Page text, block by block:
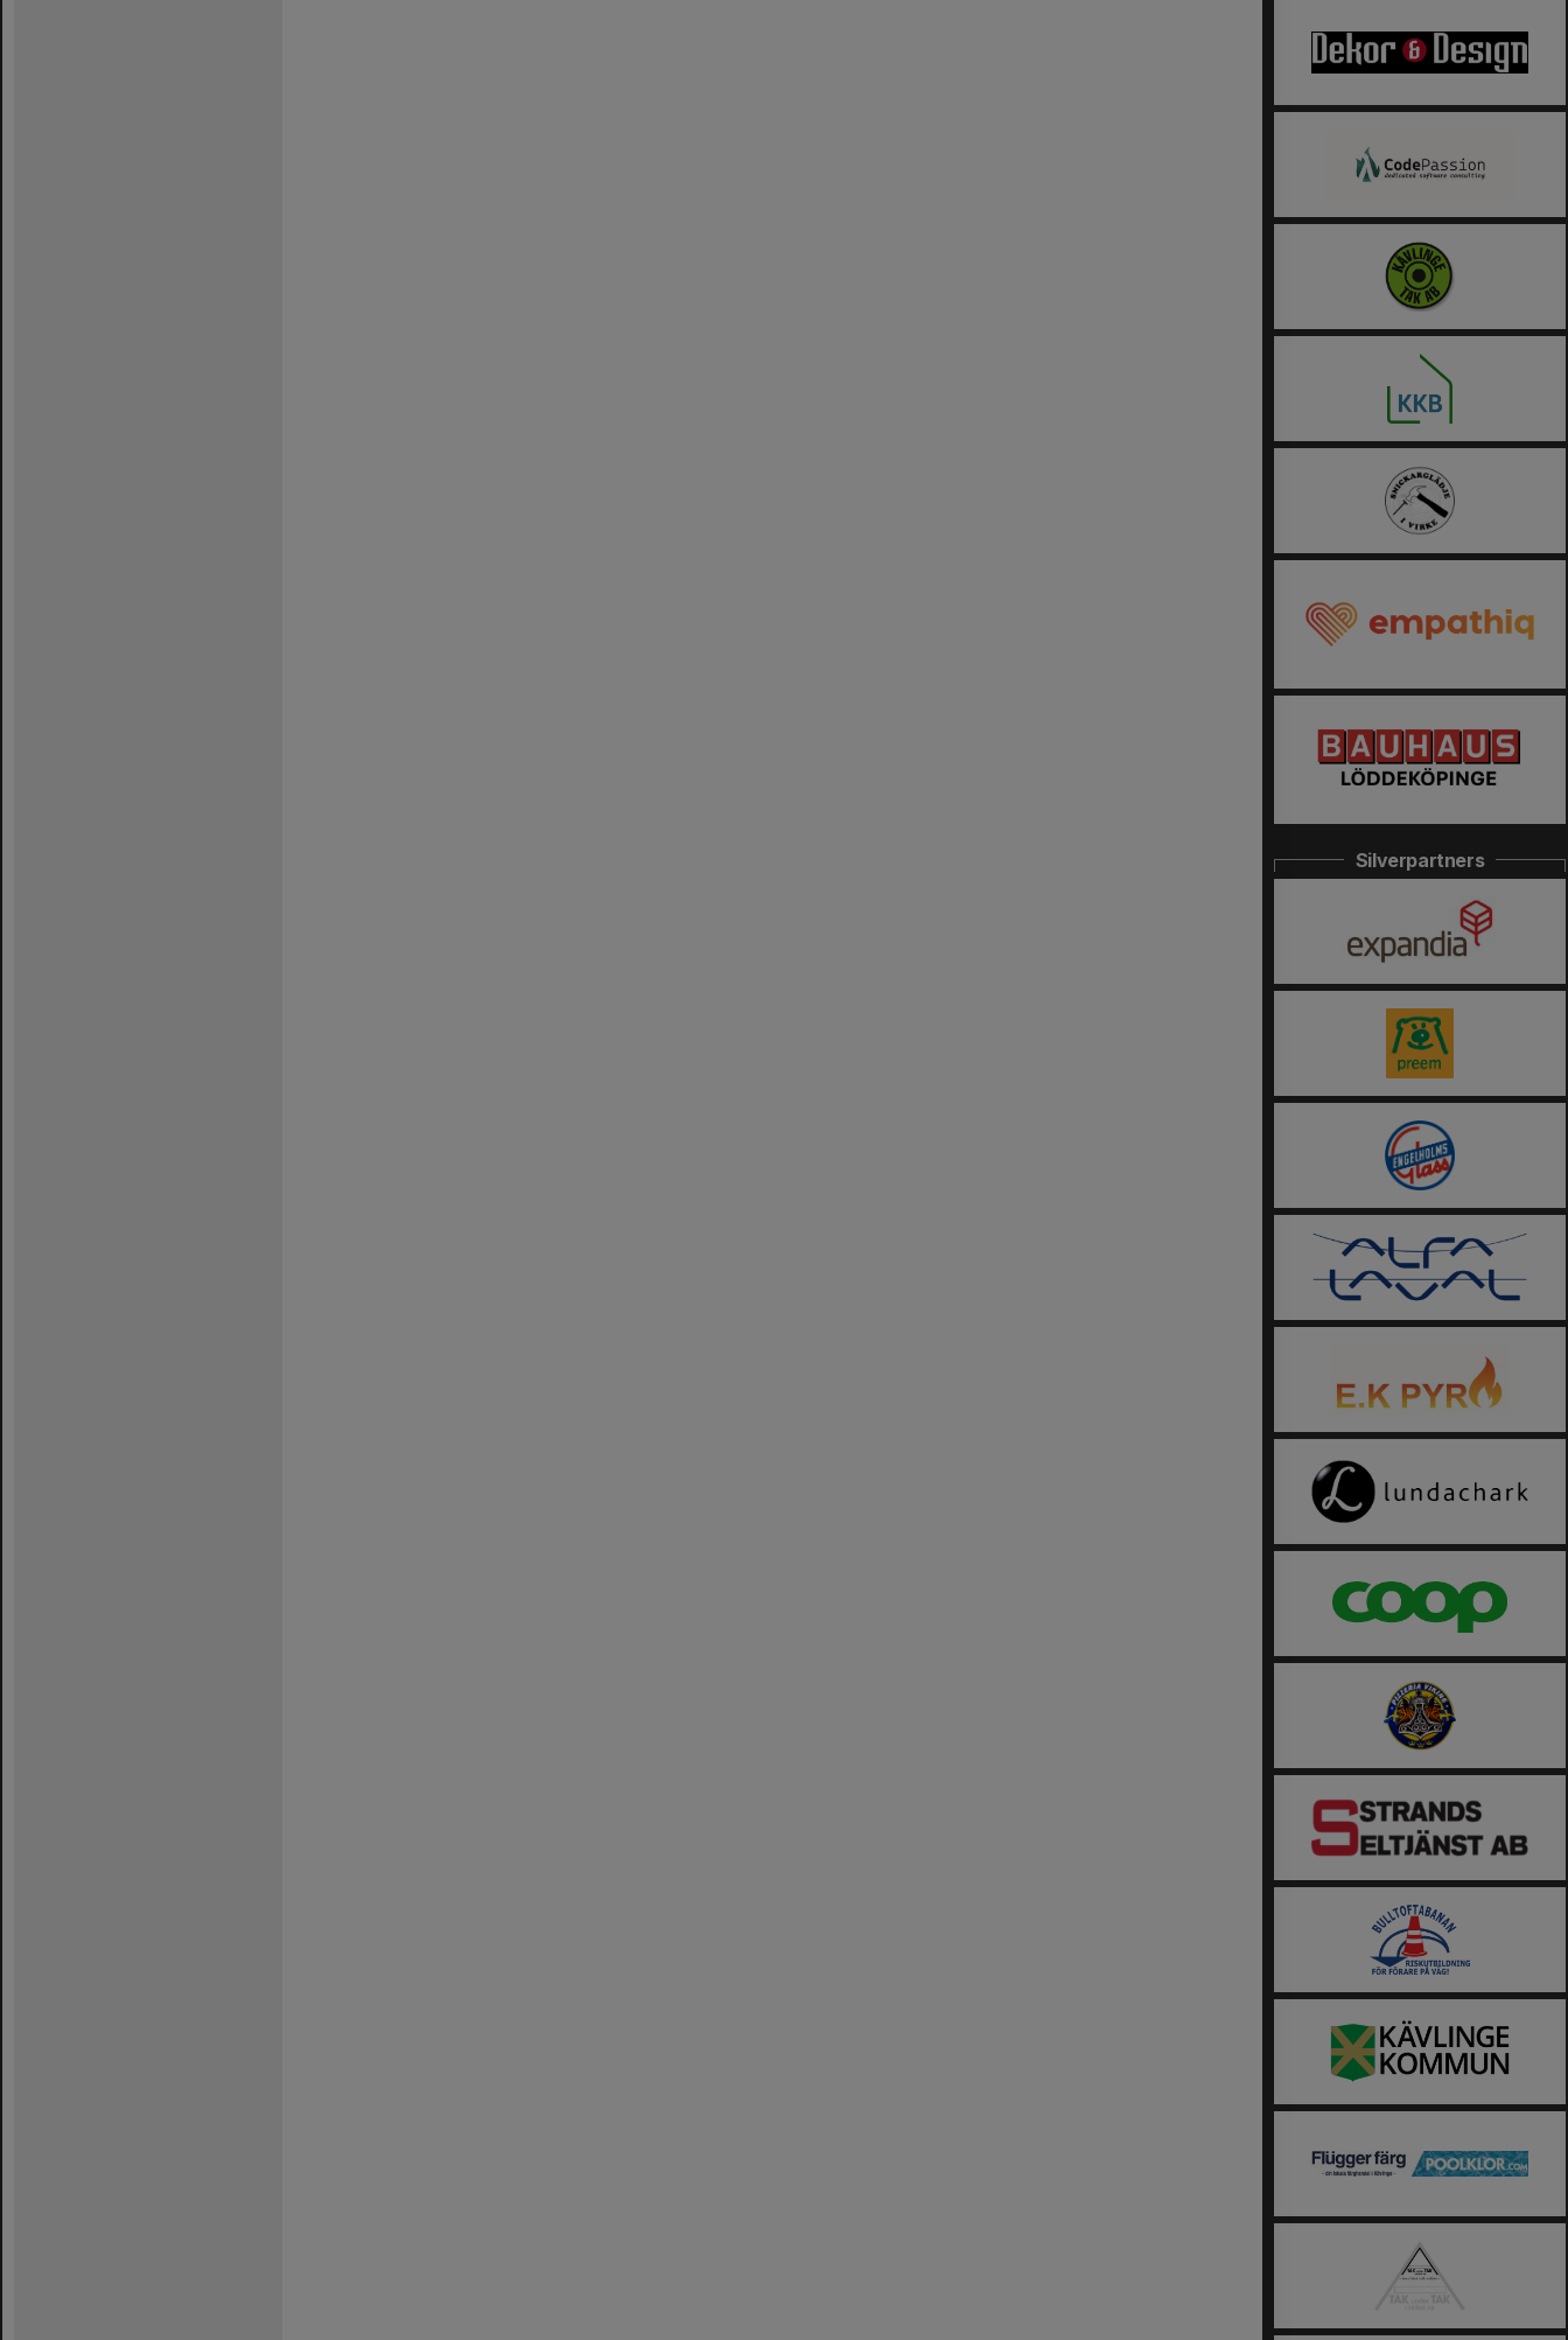
Silverpartners